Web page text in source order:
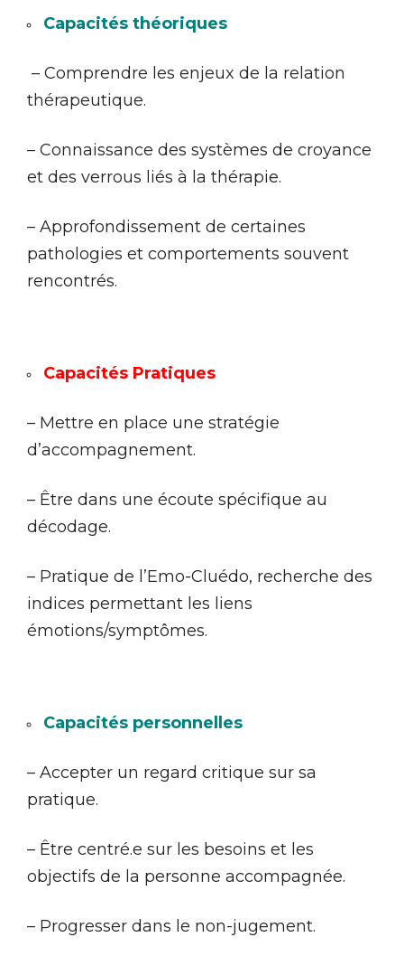
Capacités théoriques
– Comprendre les enjeux de la relation
thérapeutique.
– Connaissance des systèmes de croyance
et des verrous liés à la thérapie.
– Approfondissement de certaines
pathologies et comportements souvent
rencontrés.
Capacités Pratiques
– Mettre en place une stratégie
d’accompagnement.
– Être dans une écoute spécifique au
décodage.
– Pratique de l’Emo-Cluédo, recherche des
indices permettant les liens
émotions/symptômes.
Capacités personnelles
– Accepter un regard critique sur sa
pratique.
– Être centré.e sur les besoins et les
objectifs de la personne accompagnée.
– Progresser dans le non-jugement.